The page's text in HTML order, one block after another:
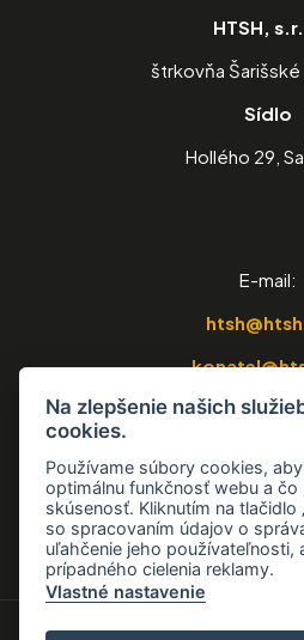
HTSH,
štrkovňa Šarišské
Sídlo
Hollého 29,
E-mail:
0918 654
Na zlepšenie našich
cookies.
Používame súbory cookies,
optimálnu funkčnosť webu a čo
skúsenosť. Kliknutím na tlačidlo
so spracovaním údajov o
uľahčenie jeho používateľnosti,
prípadného cielenia reklamy.
Vlastné nastavenie